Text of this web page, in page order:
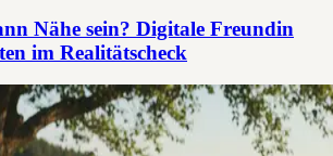
Nähe sein? Digitale Freundin
im Realitätscheck